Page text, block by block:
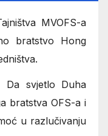
MVOFS-a
bratstvo Hong
Da svjetlo Duha
bratstva OFS-a i
u razlučivanju